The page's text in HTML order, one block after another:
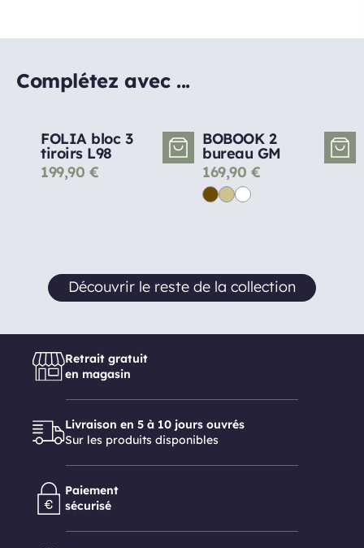
Complétez avec ...
FOLIA bloc 3
tiroirs L98
199,90 €
BOBOOK 2
bureau GM
169,90 €
Découvrir le reste de la collection
Retrait gratuit
en magasin
Livraison en 5 à 10 jours ouvrés
Sur les produits disponibles
Paiement
sécurisé